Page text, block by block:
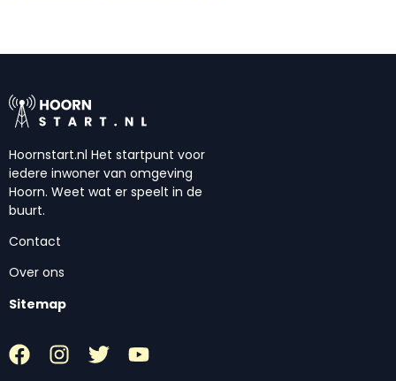
Hoornstart.nl Het startpunt voor
iedere inwoner van omgeving
Hoorn. Weet wat er speelt in de
buurt.
Contact
Over ons
Sitemap